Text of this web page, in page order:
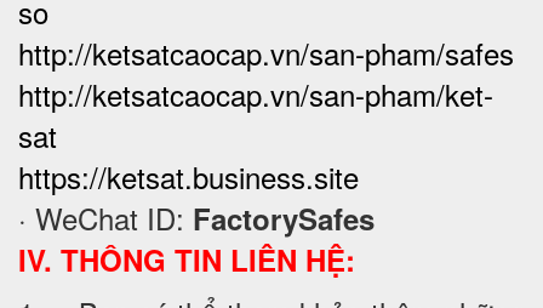
so
http://ketsatcaocap.vn/san-pham/safes
http://ketsatcaocap.vn/san-pham/ket-
sat
https://ketsat.business.site
· WeChat ID: FactorySafes
IV. THÔNG TIN LIÊN HỆ: